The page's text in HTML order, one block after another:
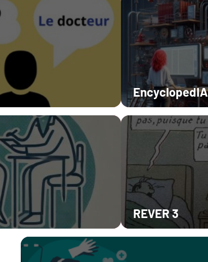
EncyclopedIA
REVER 3